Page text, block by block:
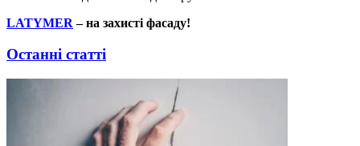
LATYMER– на захисті фасаду!
Останні статті